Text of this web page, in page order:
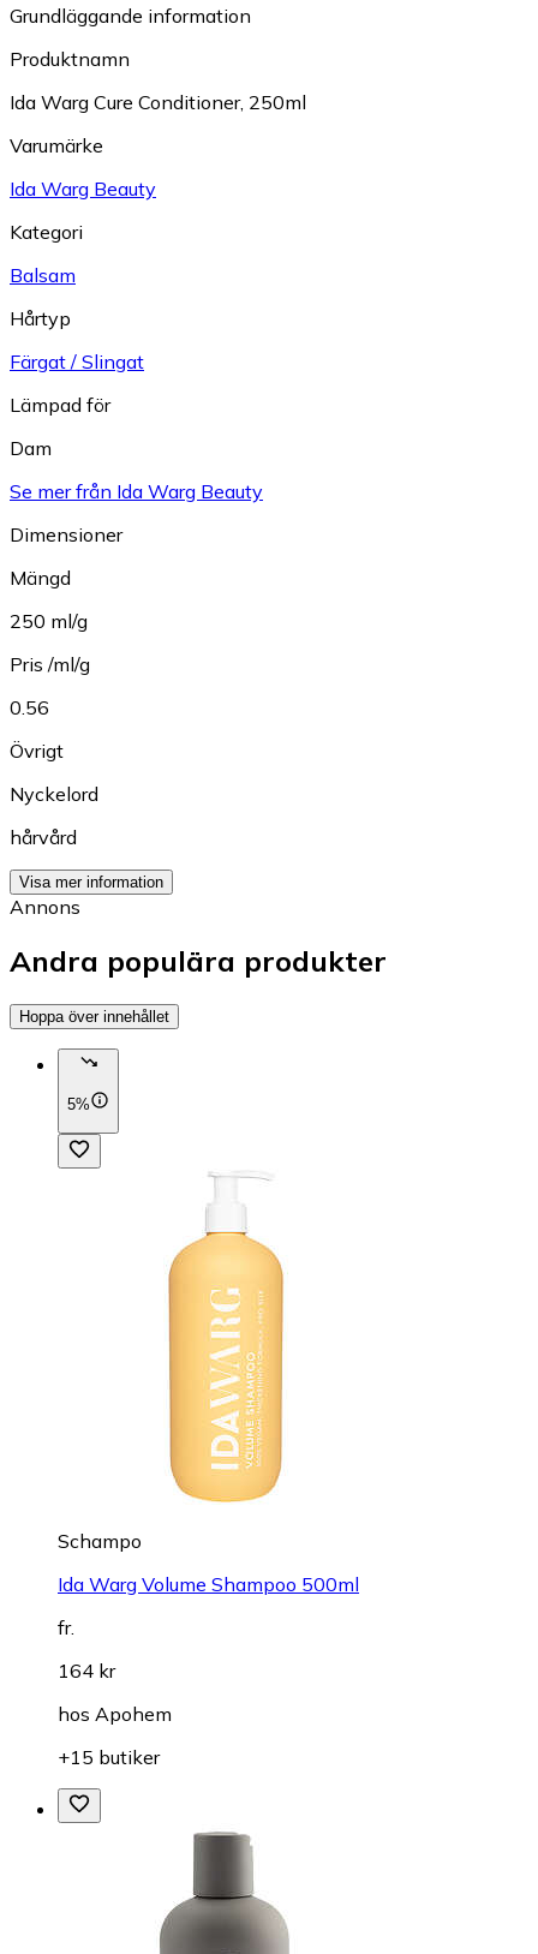
Grundläggande information
Produktnamn
Ida Warg Cure Conditioner, 250ml
Varumärke
Ida Warg Beauty
Kategori
Balsam
Hårtyp
Färgat / Slingat
Lämpad för
Dam
Se mer från Ida Warg Beauty
Dimensioner
Mängd
250 ml/g
Pris /ml/g
0.56
Övrigt
Nyckelord
hårvård
Visa mer information
Annons
Andra populära produkter
Hoppa över innehållet
5%
Schampo
Ida Warg Volume Shampoo 500ml
fr.
164 kr
hos Apohem
+15 butiker